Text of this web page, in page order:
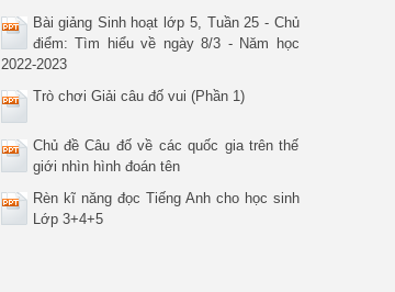
Bài giảng Sinh hoạt lớp 5, Tuần 25 - Chủ
điểm: Tìm hiểu về ngày 8/3 - Năm học
2022-2023
Trò chơi Giải câu đố vui (Phần 1)
Chủ đề Câu đố về các quốc gia trên thế
giới nhìn hình đoán tên
Rèn kĩ năng đọc Tiếng Anh cho học sinh
Lớp 3+4+5